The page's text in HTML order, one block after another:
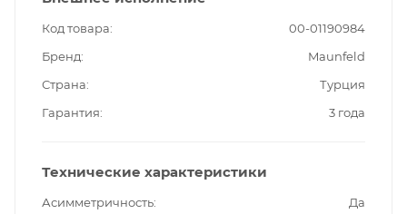
Код товара
00-01190984
Бренд
Maunfeld
Страна
Турция
Гарантия
3 года
Технические характеристики
Асимметричность Да